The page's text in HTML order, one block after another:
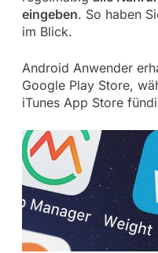
eingeben. So haben
im Blick.
Android Anwender
Google Play Store,
iTunes App Store